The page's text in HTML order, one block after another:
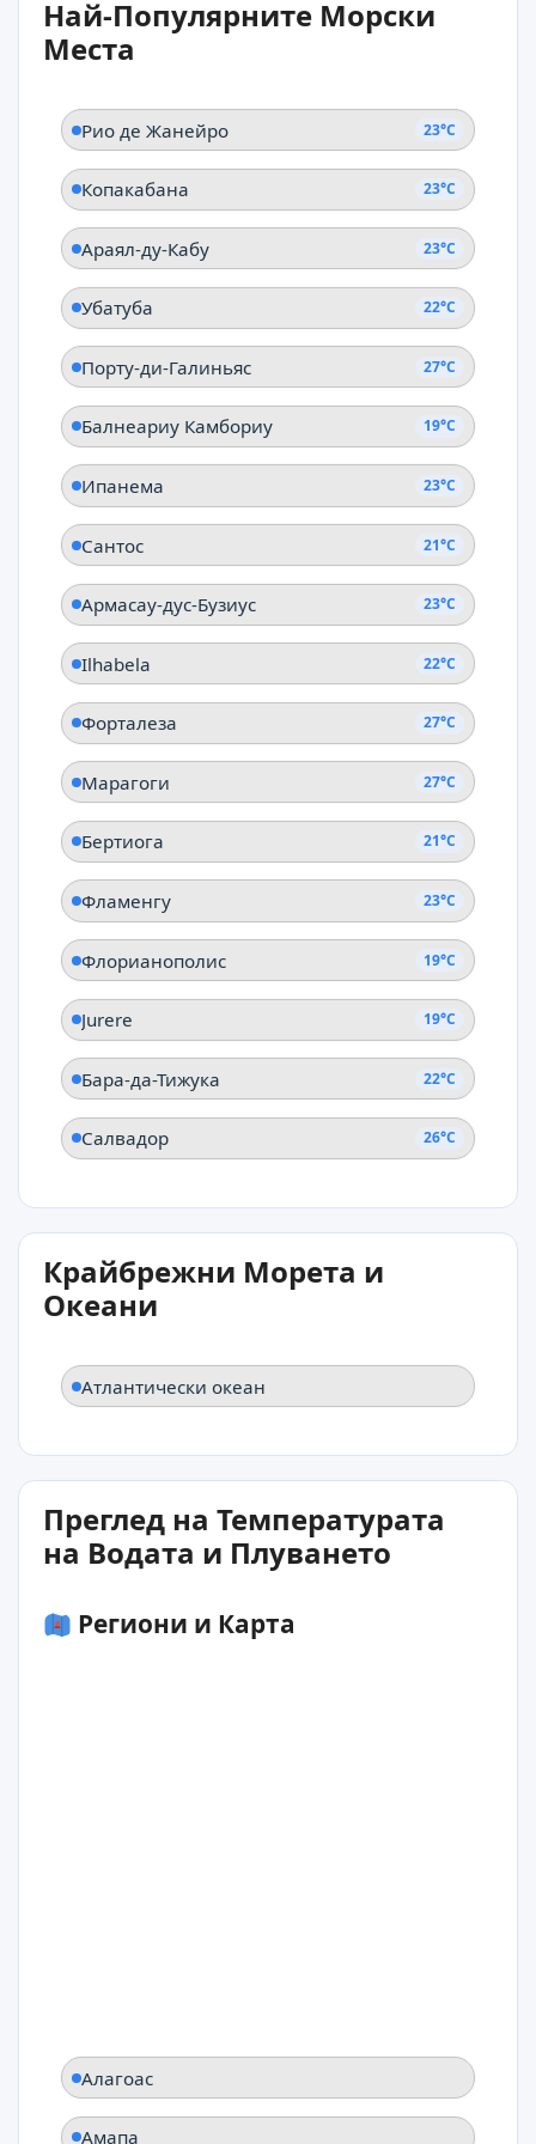
Сантана
Най-Популярните Морски
Места
Рио де Жанейро 23°C
Копакабана 23°C
Араял-ду-Кабу 23°C
Убатуба 22°C
Порту-ди-Галиньяс 27°C
Балнеариу Камбориу 19°C
Ипанема 23°C
Сантос 21°C
Армасау-дус-Бузиус 23°C
Ilhabela 22°C
Форталеза 27°C
Марагоги 27°C
Бертиога 21°C
Фламенгу 23°C
Флорианополис 19°C
Jurere 19°C
Бара-да-Тижука 22°C
Салвадор 26°C
Крайбрежни Морета и
Океани
Атлантически океан
Преглед на Температурата
на Водата и Плуването
Региони и Карта
Алагоас
Амапа